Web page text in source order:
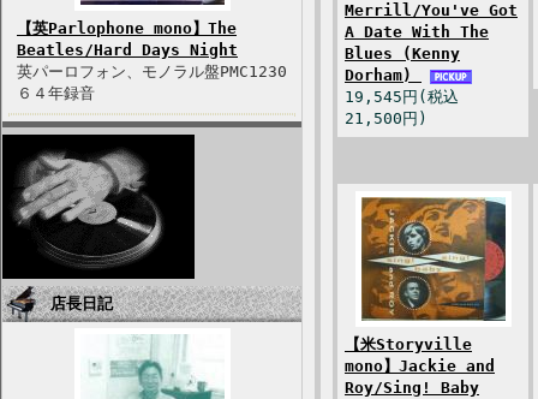
【英Parlophone mono】The
Beatles/Hard Days Night
英パーロフォン、モノラル盤PMC1230
６４年録音
店長日記
Merrill/You've Got
A Date With The
Blues (Kenny
Dorham)
19,545円(税込
21,500円)
【米Storyville
mono】Jackie and
Roy/Sing! Baby